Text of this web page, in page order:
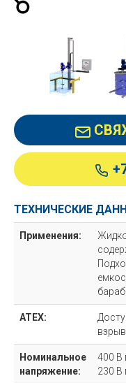
ТЕХНИЧЕСКИЕ
Применения:
ATEX:
Номинальное
напряжение:
400 В
230 В